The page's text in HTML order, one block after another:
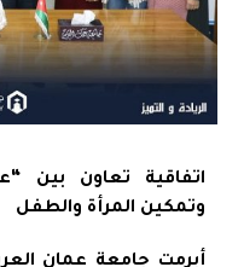
اتفاقية تعاون بين
وتمكين المرأة والطفل
أبرمت جامعة عمان